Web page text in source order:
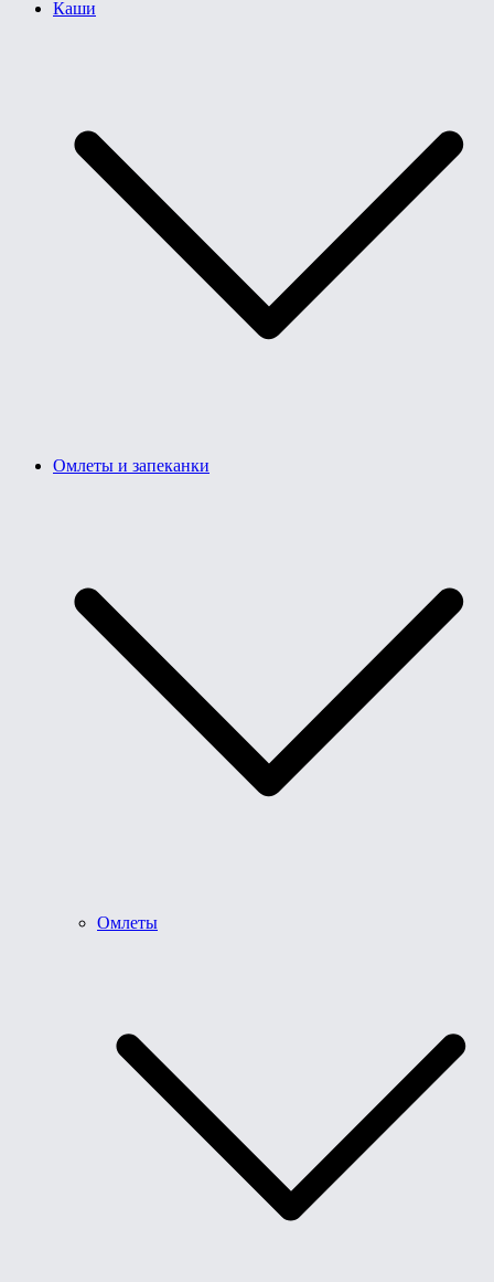
Каши
Омлеты и запеканки
Омлеты